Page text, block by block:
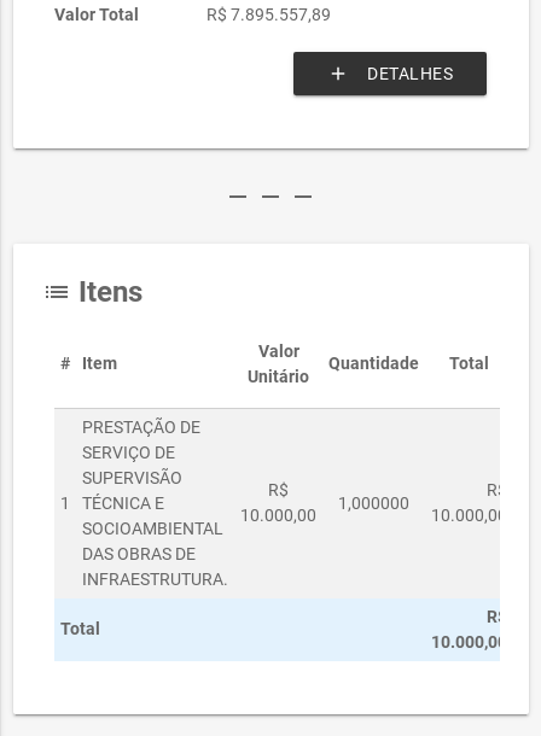
Valor Total R$ 7.895.557,89
add DETALHES
remove remove remove
list Itens
# Item
Valor
Unitário
Quantidade Total
1
PRESTAÇÃO DE
SERVIÇO DE
SUPERVISÃO
TÉCNICA E
SOCIOAMBIENTAL
DAS OBRAS DE
INFRAESTRUTURA.
R$
10.000,00
1,000000
R$
10.000,00
Total
R$
10.000,00